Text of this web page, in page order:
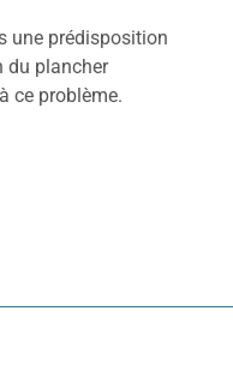
une prédisposition
du plancher
ce problème.